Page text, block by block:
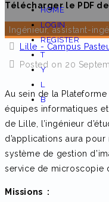
HOME
LOGIN
REGISTER
T
Y
L
B
Télécharger le PDF
Ingénieur, assistant-
Lille - Campus
Posted on 20
Au sein de la
équipes informatiques
de Lille, l’ingénieur
d’applications aura
système de gestion
service de microscopie
Missions :